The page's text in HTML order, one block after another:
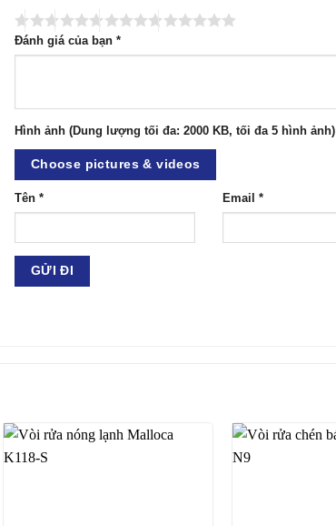
Đánh giá của bạn*
Hình ảnh (Dung lượng tối đa: 2000 KB, tối đa 5 hình ảnh)
Choose pictures & videos
Tên* Email *